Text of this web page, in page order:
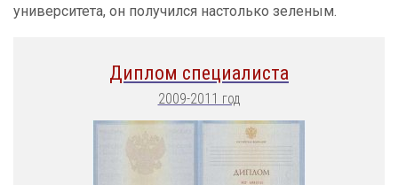
университета, он получился настолько зеленым.
Диплом специалиста
2009-2011 год